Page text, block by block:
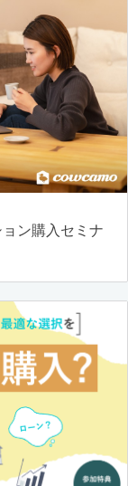
ン購入セミナ